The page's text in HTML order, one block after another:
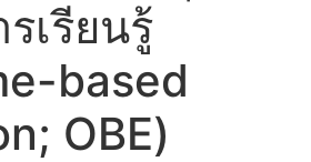
เรียนรู้
based
OBE)